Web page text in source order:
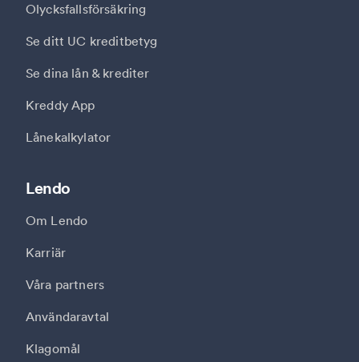
Olycksfallsförsäkring
Se ditt UC kreditbetyg
Se dina lån & krediter
Kreddy App
Lånekalkylator
Lendo
Om Lendo
Karriär
Våra partners
Användaravtal
Klagomål